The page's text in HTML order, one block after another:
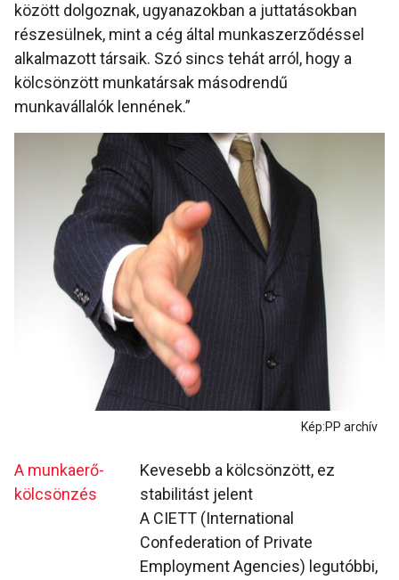
között dolgoznak, ugyanazokban a juttatásokban
részesülnek, mint a cég által munkaszerződéssel
alkalmazott társaik. Szó sincs tehát arról, hogy a
kölcsönzött munkatársak másodrendű
munkavállalók lennének.”
Kép:PP archív
Kevesebb a kölcsönzött, ez
stabilitást jelent
A CIETT (International
Confederation of Private
Employment Agencies) legutóbbi,
A munkaerő-
kölcsönzés